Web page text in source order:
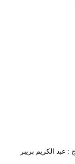
: عبد الكريم بريبر